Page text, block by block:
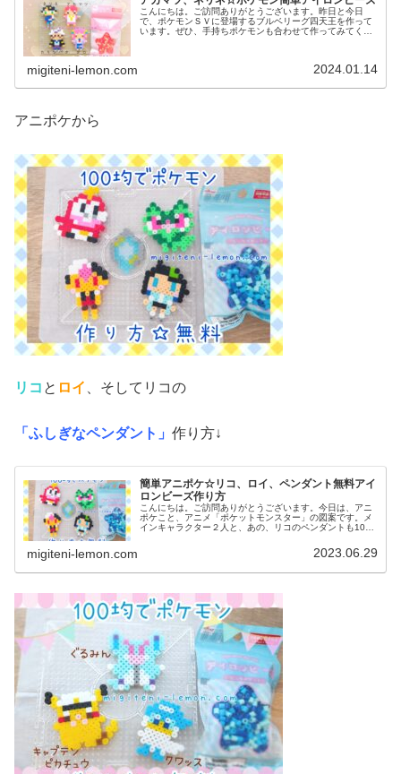
こんにちは。ご訪問ありがとうございます。昨日と今日
で、ポケモンＳＶに登場するブルベリーグ四天王を作って
います。ぜひ、手持ちポケモンも合わせて作ってみてくだ
migiteni-lemon.com 2024.01.14
アニポケから
リコ と ロイ 、そしてリコの
「ふしぎなペンダント」 作り方↓
簡単アニポケ☆リコ、ロイ、ペンダント無料アイ
ロンビーズ作り方
こんにちは。ご訪問ありがとうございます。今日は、アニ
ポケこと、アニメ「ポケットモンスター」の図案です。メ
インキャラクター２人と、あの、リコのペンダントも100
migiteni-lemon.com 2023.06.29